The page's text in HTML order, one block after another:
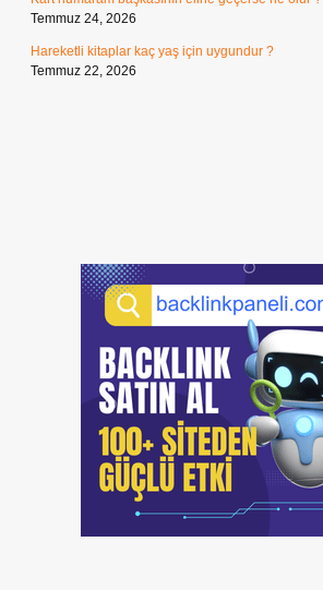
Temmuz 24, 2026
Hareketli kitaplar kaç yaş için uygundur ?
Temmuz 22, 2026